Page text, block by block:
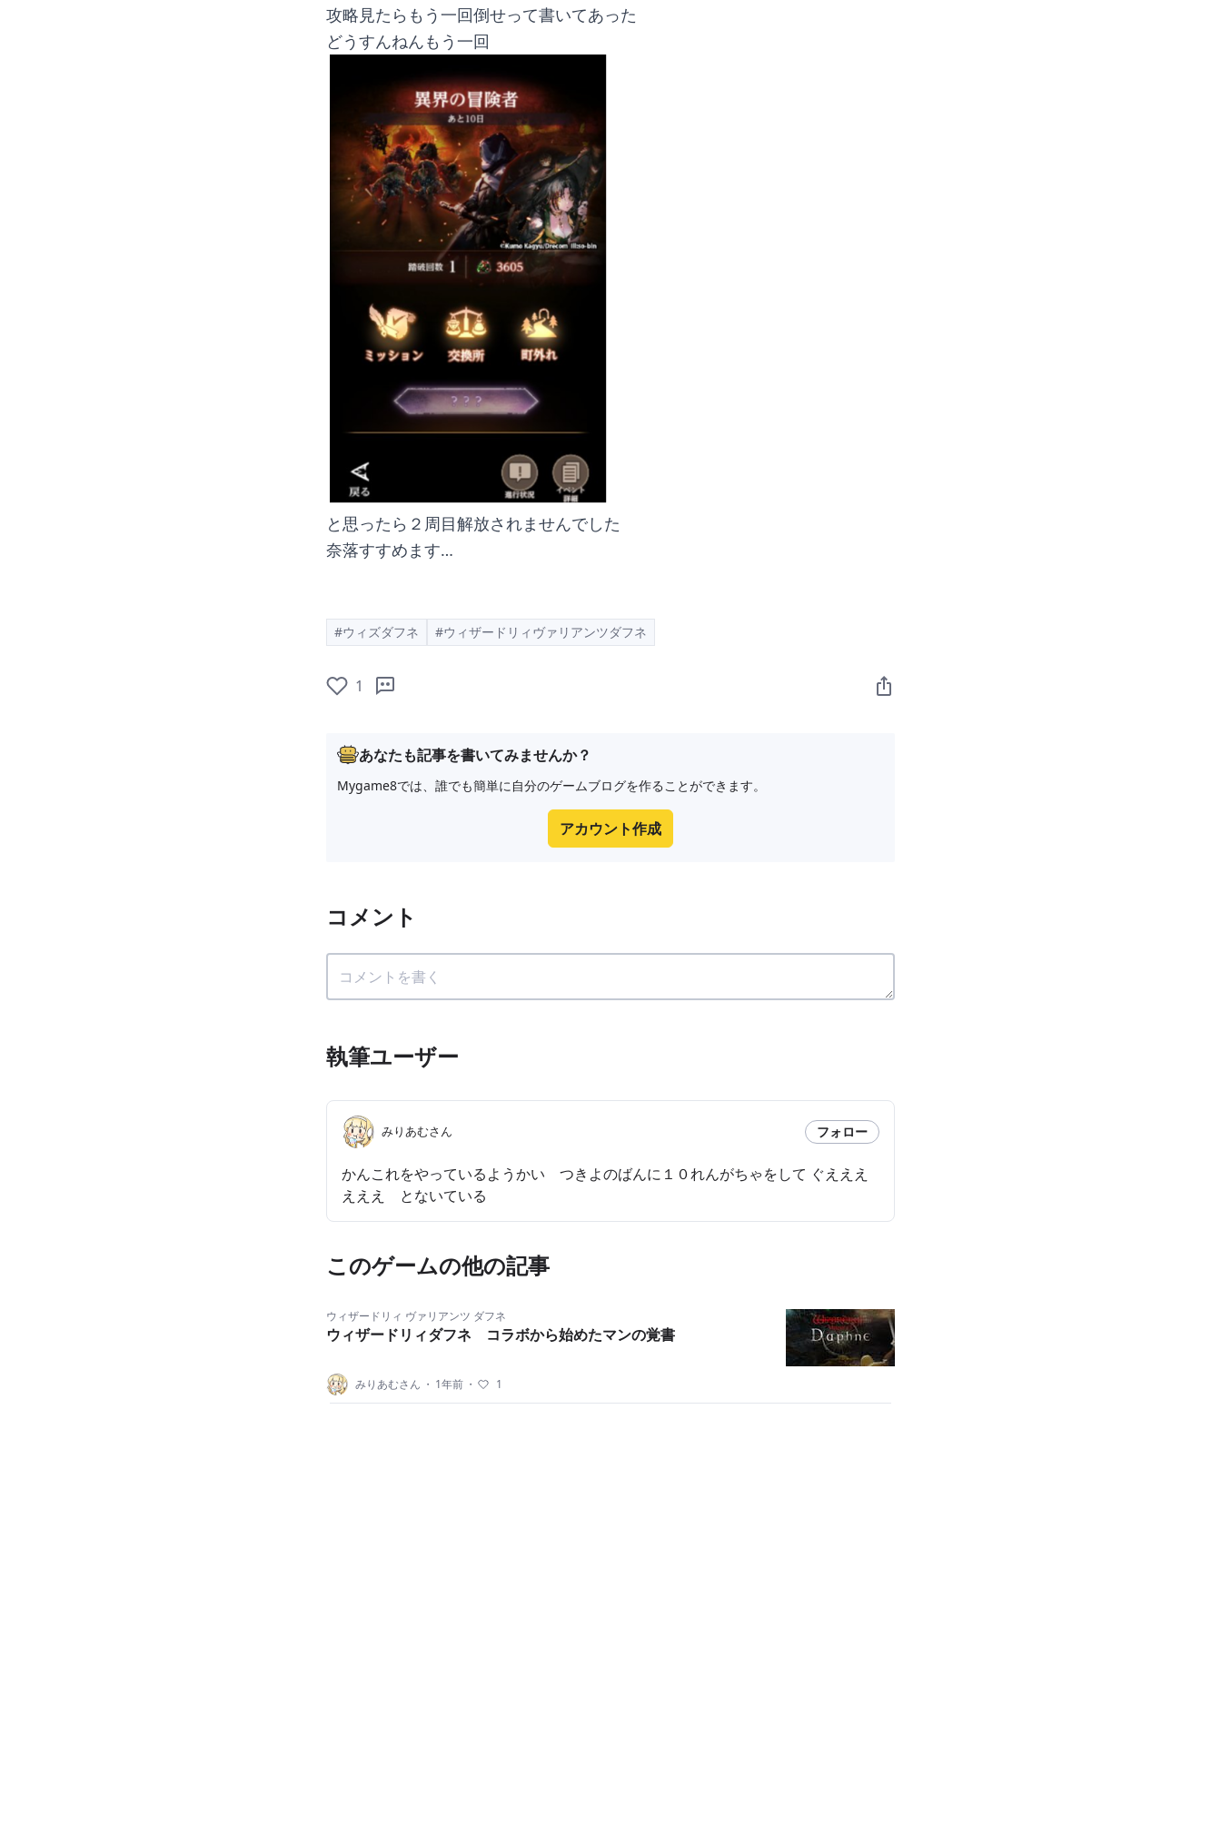
攻略見たらもう一回倒せって書いてあった
どうすんねんもう一回
と思ったら２周目解放されませんでした
奈落すすめます…
#ウィズダフネ #ウィザードリィヴァリアンツダフネ
1
あなたも記事を書いてみませんか？
Mygame8では、誰でも簡単に自分のゲームブログを作ることができます。
アカウント作成
コメント
執筆ユーザー
みりあむさん フォロー
かんこれをやっているようかい つきよのばんに１０れんがちゃをして ぐえええ
えええ とないている
このゲームの他の記事
ウィザードリィ ヴァリアンツ ダフネ
ウィザードリィダフネ コラボから始めたマンの覚書
みりあむさん ・ 1年前 ・ 1